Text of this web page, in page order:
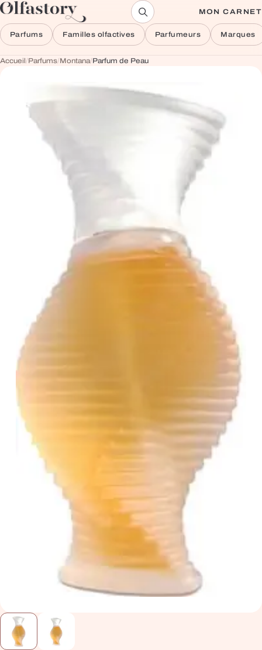
Aller au contenu MON CARNET
Parfums Familles olfactives Parfumeurs Marques
Accueil/Parfums/Montana/Parfum de Peau